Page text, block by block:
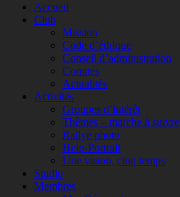
Accueil
Club
Mission
Code d’éthique
Conseil d’administration
Comités
Actualités
Activités
Groupes d’intérêt
Thèmes – marche à suivre
Rallye photo
Help-Portrait
Une vision, cinq temps
Studio
Membres